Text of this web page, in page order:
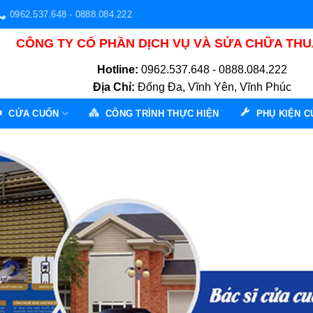
0962.537.648 - 0888.084.222
CÔNG TY CỔ PHẦN DỊCH VỤ VÀ SỬA CHỮA
Hotline: 0962.537.648 - 0888.084.222
Địa Chỉ: Đống Đa, Vĩnh Yên, Vĩnh Phúc
CỬA CUỐN CÔNG TRÌNH THỰC HIỆN PHỤ KIỆN